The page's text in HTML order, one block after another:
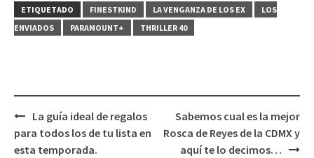
ETIQUETADO
FINESTKIND LA VENGANZA DE LOS EX
LOS
ENVIADOS
PARAMOUNT+ THRILLER 40
Navegación
de
entradas
La guía ideal de regalos
para todos los de tu lista en
esta temporada.
Sabemos cual es la mejor
Rosca de Reyes de la CDMX y
aquí te lo decimos…